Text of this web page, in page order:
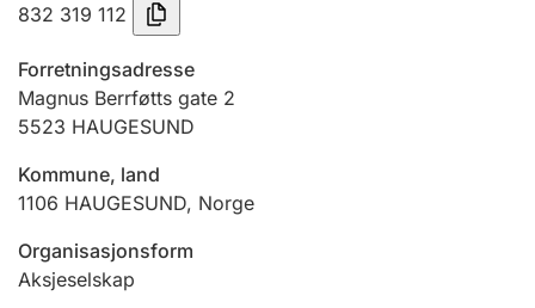
Tinglysing
Jeger
Ektepaktrettleiaren
832 319 112
Forretningsadresse
Magnus Berrføtts gate 2
5523 HAUGESUND
Kommune, land
1106 HAUGESUND, Norge
Organisasjonsform
Aksjeselskap